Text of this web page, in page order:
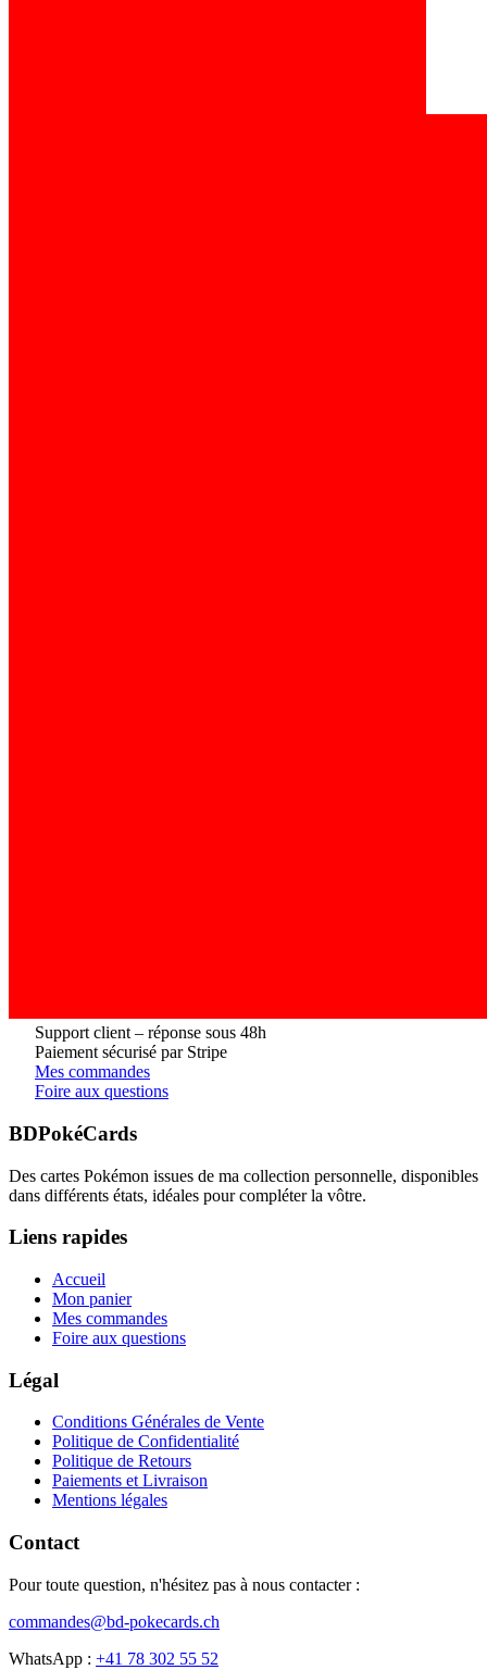
Support client – réponse sous 48h
Paiement sécurisé par Stripe
Mes commandes
Foire aux questions
BDPokéCards
Des cartes Pokémon issues de ma collection personnelle, disponibles
dans différents états, idéales pour compléter la vôtre.
Liens rapides
Accueil
Mon panier
Mes commandes
Foire aux questions
Légal
Conditions Générales de Vente
Politique de Confidentialité
Politique de Retours
Paiements et Livraison
Mentions légales
Contact
Pour toute question, n'hésitez pas à nous contacter :
commandes@bd-pokecards.ch
WhatsApp : +41 78 302 55 52